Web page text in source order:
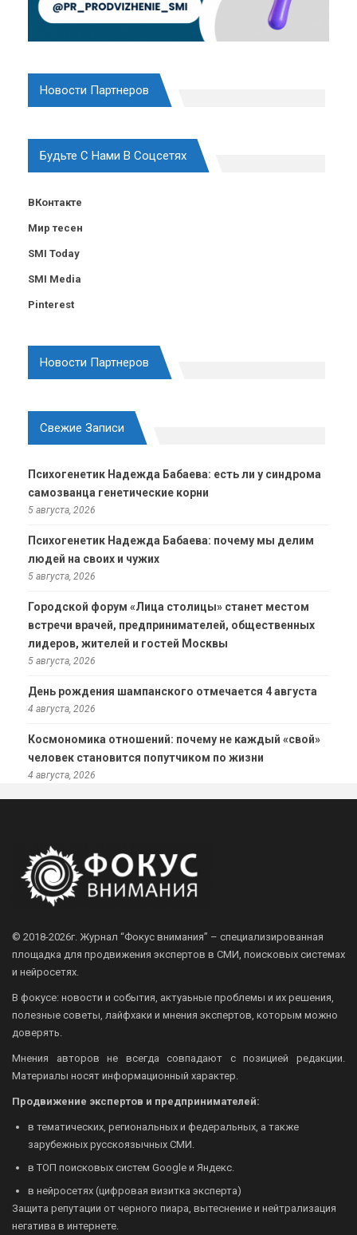
Новости Партнеров
Будьте С Нами В Соцсетях
ВКонтакте
Мир тесен
SMI Today
SMI Media
Pinterest
Новости Партнеров
Свежие Записи
Психогенетик Надежда Бабаева: есть ли у синдрома
самозванца генетические корни
5 августа, 2026
Психогенетик Надежда Бабаева: почему мы делим
людей на своих и чужих
5 августа, 2026
Городской форум «Лица столицы» станет местом
встречи врачей, предпринимателей, общественных
лидеров, жителей и гостей Москвы
5 августа, 2026
День рождения шампанского отмечается 4 августа
4 августа, 2026
Космономика отношений: почему не каждый «свой»
человек становится попутчиком по жизни
4 августа, 2026
© 2018-2026г. Журнал “Фокус внимания” – специализированная
площадка для продвижения экспертов в СМИ, поисковых системах
и нейросетях.
В фокусе: новости и события, актуаьные проблемы и их решения,
полезные советы, лайфхаки и мнения экспертов, которым можно
доверять.
Мнения авторов не всегда совпадают с позицией редакции.
Материалы носят информационный характер.
Продвижение экспертов и предпринимателей:
в тематических, региональных и федеральных, а также
зарубежных русскоязычных СМИ.
в ТОП поисковых систем Google и Яндекс.
в нейросетях (цифровая визитка эксперта)
Защита репутации от черного пиара, вытеснение и нейтрализация
негатива в интернете.